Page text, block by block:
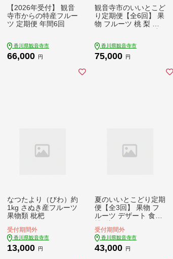
【2026年受付】 観音
寺市からの特産フルー
ツ 定期便 年間6回
香川県観音寺市
66,000 円
観音寺市のいいとこど
り定期便【全6回】 果
物 フルーツ 桃 梨 シ
ちご せとか デコポン
香川県観音寺市
75,000 円
なつたより（びわ）約
1kg さぬき産フルーツ
果物類 枇杷
受付期間外
香川県観音寺市
13,000 円
夏のいいとこどり定期
便【全3回】 果物 フ
ルーツ デザート 食後
ット ぶどう 夏のフル
ーツ 夏の果物
受付期間外
香川県観音寺市
43,000 円